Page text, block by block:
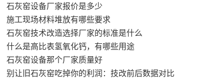
石灰窑设备厂家报价是多少
施工现场材料堆放有哪些要求
石灰窑技术改造选择厂家的标准是什么
什么是高比表氢氧化钙，有哪些用途
石灰窑设备那个厂家质量好
别让旧石灰窑吃掉你的利润：技改前后数据对比